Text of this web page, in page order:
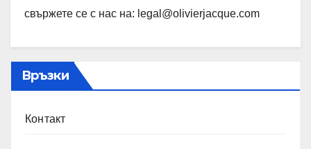
свържете се с нас на: legal@olivierjacque.com
Връзки
Контакт